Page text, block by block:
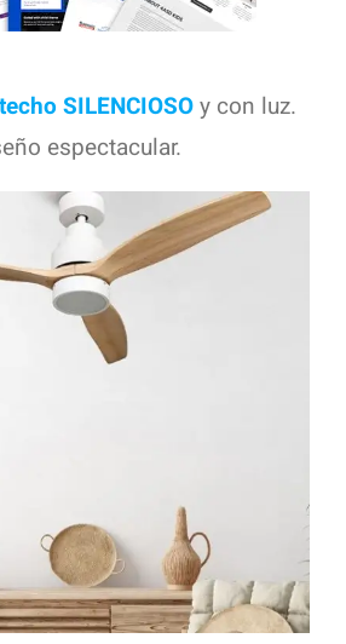
SILENCIOSOy con luz.
espectacular.